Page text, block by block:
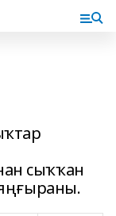
сыҡҡан